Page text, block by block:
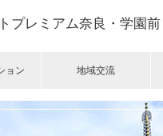
プレミアム奈良・学園前
ョン 地域交流